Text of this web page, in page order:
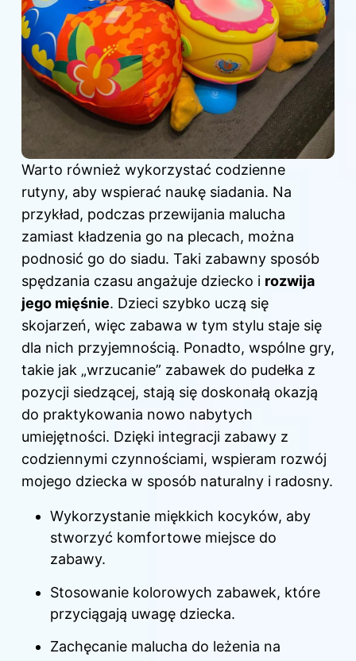
Warto również wykorzystać codzienne
rutyny, aby wspierać naukę siadania. Na
przykład, podczas przewijania malucha
zamiast kładzenia go na plecach, można
podnosić go do siadu. Taki zabawny sposób
spędzania czasu angażuje dziecko i rozwija
jego mięśnie. Dzieci szybko uczą się
skojarzeń, więc zabawa w tym stylu staje się
dla nich przyjemnością. Ponadto, wspólne gry,
takie jak „wrzucanie” zabawek do pudełka z
pozycji siedzącej, stają się doskonałą okazją
do praktykowania nowo nabytych
umiejętności. Dzięki integracji zabawy z
codziennymi czynnościami, wspieram rozwój
mojego dziecka w sposób naturalny i radosny.
Wykorzystanie miękkich kocyków, aby
stworzyć komfortowe miejsce do
zabawy.
Stosowanie kolorowych zabawek, które
przyciągają uwagę dziecka.
Zachęcanie malucha do leżenia na